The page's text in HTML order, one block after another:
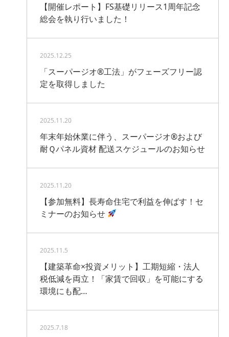
【開催レポート】FS基礎リリース1周年記念
総会を執り行いました！
2025.12.25
「スーパージオ®工法」がフェーズフリー認
定を取得しました
2025.11.20
年末年始休業に伴う、スーパージオ®および
耐Ｑパネル資材 配送スケジュールのお知らせ
2025.11.20
【参加無料】長寿命住宅で利益を伸ばす！セ
ミナーのお知らせ
2025.11.5
【建築革命×投資メリット】工期短縮・法人
税低減を両立！「家賃で回収」を可能にする
環境にも配…
2025.7.18